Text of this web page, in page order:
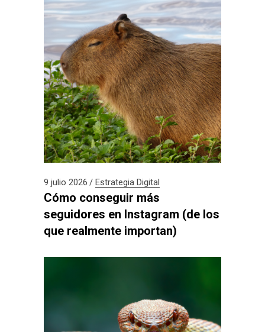
9 julio 2026 Estrategia Digital
Cómo conseguir más
seguidores en Instagram (de los
que realmente importan)